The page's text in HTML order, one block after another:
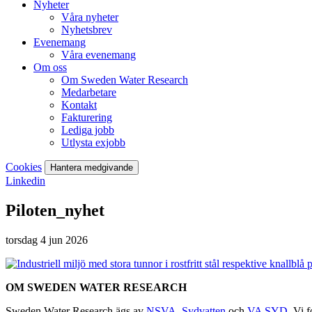
Nyheter
Våra nyheter
Nyhetsbrev
Evenemang
Våra evenemang
Om oss
Om Sweden Water Research
Medarbetare
Kontakt
Fakturering
Lediga jobb
Utlysta exjobb
Cookies Hantera medgivande
Linkedin
Piloten_nyhet
torsdag 4 jun 2026
OM SWEDEN WATER RESEARCH